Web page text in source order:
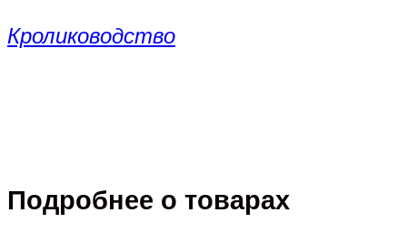
Кролиководство
Подробнее о товарах